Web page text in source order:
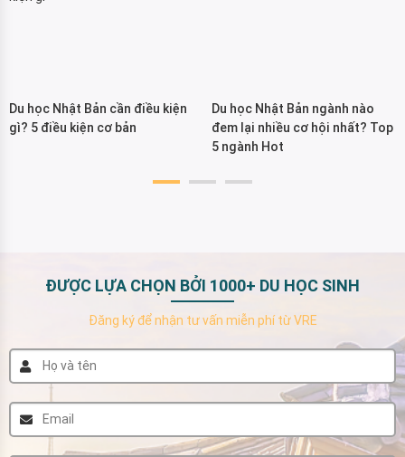
Du học Nhật Bản cần điều kiện
gì? 5 điều kiện cơ bản
Du học Nhật Bản ngành nào
đem lại nhiều cơ hội nhất? Top
5 ngành Hot
ĐƯỢC LỰA CHỌN BỞI 1000+ DU HỌC SINH
Đăng ký để nhận tư vấn miễn phí từ VRE